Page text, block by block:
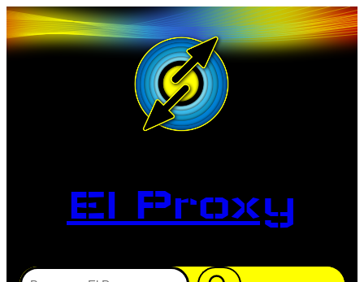
El Proxy
Buscar